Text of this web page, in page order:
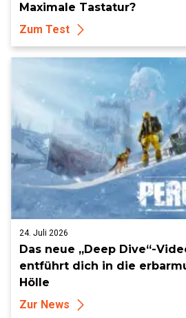
Maximale Tastatur?
Zum Test
24. Juli 2026
Das neue „Deep Dive“-
entführt dich in die
Hölle
Zur News